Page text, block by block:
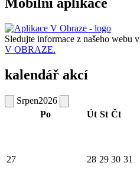
Sledujte informace z našeho webu v
V OBRAZE.
kalendář akcí
Srpen2026
Po
Út St Čt
27 28 29 30 31